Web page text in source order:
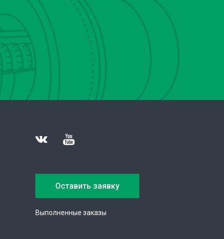
Оставить заявку
Выполненные заказы